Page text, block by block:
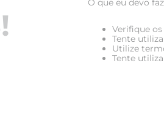
O que eu devo
Verifique
Tente
Utilize
Tente